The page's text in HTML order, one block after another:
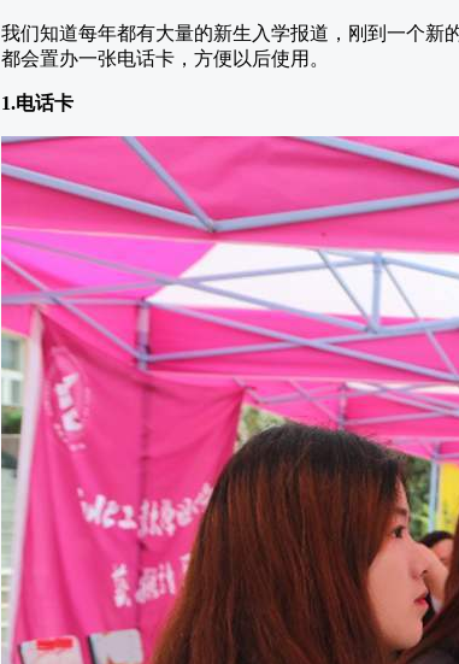
我们知道每年都有大量的新生入学报道，刚到一个新
都会置办一张电话卡，方便以后使用。
1.电话卡​